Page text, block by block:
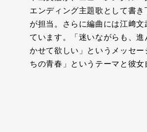
エンディング主題歌として書
が担当。さらに編曲には江﨑
ています。「迷いながらも、
かせて欲しい」というメッセ
ちの青春」というテーマと彼